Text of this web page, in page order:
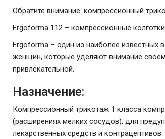
Обратите внимание: компрессионный
Ergoforma 112 – компрессионные
Ergoforma – один из наиболее известных
женщин, которые уделяют внимание
привлекательной.
Назначение:
Компрессионный трикотаж 1 класса
(расширениях мелких сосудов), для
лекарственных средств и